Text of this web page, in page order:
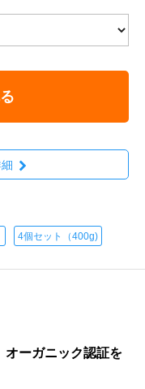
4個セット（400g)
ーガニック認証を